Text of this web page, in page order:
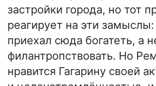
застройки города, но тот
реагирует на эти
приехал сюда богатеть, а
филантропствовать. Но
нравится Гагарину своей